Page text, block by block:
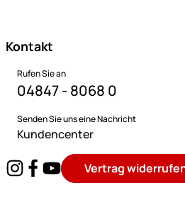
Kontakt
Rufen Sie an
04847 - 8068 0
Senden Sie uns eine Nachricht
Kundencenter
Vertrag